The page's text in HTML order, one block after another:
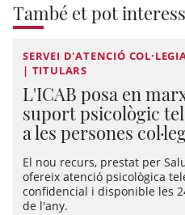
També et pot
SERVEI D'ATENCIÓ
| TITULARS
L'ICAB posa en
suport psicològic
a les persones
El nou recurs, prestat per
ofereix atenció psicològica
confidencial i disponible les
de l'any.